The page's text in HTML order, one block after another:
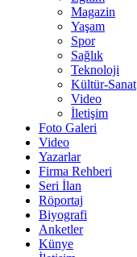
Magazin
Yaşam
Spor
Sağlık
Teknoloji
Kültür-Sanat
Video
İletişim
Foto Galeri
Video
Yazarlar
Firma Rehberi
Seri İlan
Röportaj
Biyografi
Anketler
Künye